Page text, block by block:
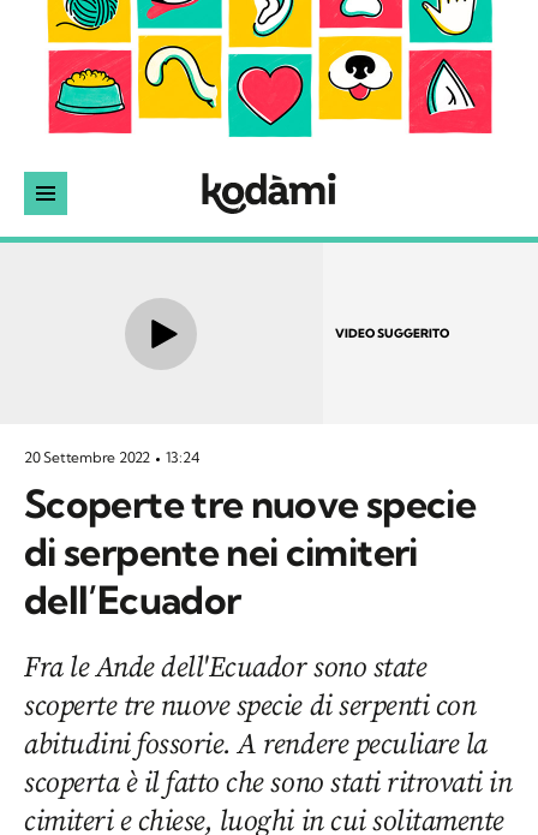
VIDEO SUGGERITO
20 Settembre 2022 13:24
Scoperte tre nuove specie
di serpente nei cimiteri
dell’Ecuador
Fra le Ande dell'Ecuador sono state
scoperte tre nuove specie di serpenti con
abitudini fossorie. A rendere peculiare la
scoperta è il fatto che sono stati ritrovati in
cimiteri e chiese, luoghi in cui solitamente